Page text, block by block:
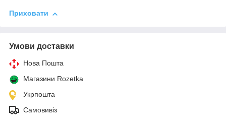
Приховати
Умови доставки
Нова Пошта
Магазини Rozetka
Укрпошта
Самовивіз